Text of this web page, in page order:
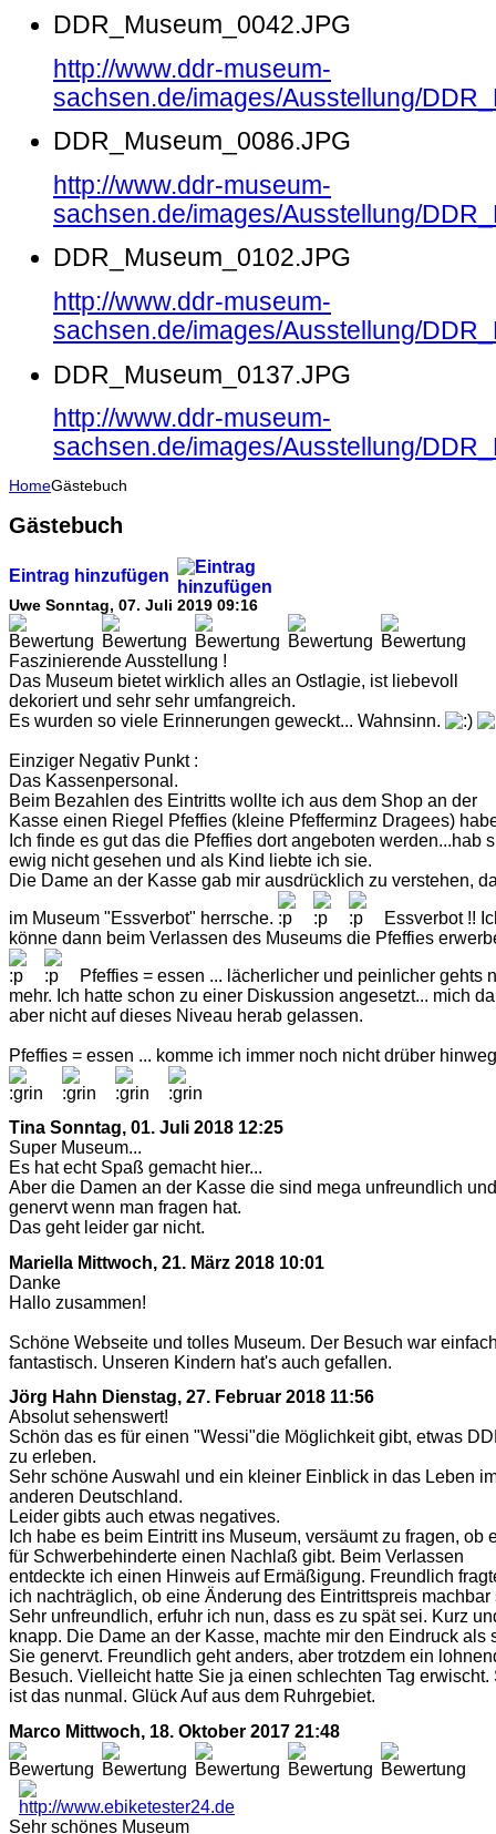
DDR_Museum_0042.JPG
http://www.ddr-museum-
sachsen.de/images/Ausstellung/
DDR_Museum_0086.JPG
http://www.ddr-museum-
sachsen.de/images/Ausstellung/
DDR_Museum_0102.JPG
http://www.ddr-museum-
sachsen.de/images/Ausstellung/
DDR_Museum_0137.JPG
http://www.ddr-museum-
sachsen.de/images/Ausstellung/
HomeGästebuch
Gästebuch
Eintrag hinzufügen
Uwe Sonntag, 07. Juli 2019 09:16
Faszinierende Ausstellung !
Das Museum bietet wirklich alles an Ostlagie, ist liebevoll
dekoriert und sehr sehr umfangreich.
Es wurden so viele Erinnerungen geweckt... Wahnsinn.
Einziger Negativ Punkt :
Das Kassenpersonal.
Beim Bezahlen des Eintritts wollte ich aus dem Shop an der
Kasse einen Riegel Pfeffies (kleine Pfefferminz Dragees)
Ich finde es gut das die Pfeffies dort angeboten werden...hab
ewig nicht gesehen und als Kind liebte ich sie.
Die Dame an der Kasse gab mir ausdrücklich zu verstehen,
im Museum "Essverbot" herrsche.
Essverbot !!
könne dann beim Verlassen des Museums die Pfeffies
Pfeffies = essen ... lächerlicher und peinlicher gehts
mehr. Ich hatte schon zu einer Diskussion angesetzt... mich
aber nicht auf dieses Niveau herab gelassen.
Pfeffies = essen ... komme ich immer noch nicht drüber hinweg
Tina Sonntag, 01. Juli 2018 12:25
Super Museum...
Es hat echt Spaß gemacht hier...
Aber die Damen an der Kasse die sind mega unfreundlich und
genervt wenn man fragen hat.
Das geht leider gar nicht.
Mariella Mittwoch, 21. März 2018 10:01
Danke
Hallo zusammen!
Schöne Webseite und tolles Museum. Der Besuch war
fantastisch. Unseren Kindern hat's auch gefallen.
Jörg Hahn Dienstag, 27. Februar 2018 11:56
Absolut sehenswert!
Schön das es für einen "Wessi"die Möglichkeit gibt, etwas
zu erleben.
Sehr schöne Auswahl und ein kleiner Einblick in das Leben
anderen Deutschland.
Leider gibts auch etwas negatives.
Ich habe es beim Eintritt ins Museum, versäumt zu fragen, ob
für Schwerbehinderte einen Nachlaß gibt. Beim Verlassen
entdeckte ich einen Hinweis auf Ermäßigung. Freundlich
ich nachträglich, ob eine Änderung des Eintrittspreis machbar
Sehr unfreundlich, erfuhr ich nun, dass es zu spät sei. Kurz
knapp. Die Dame an der Kasse, machte mir den Eindruck als
Sie genervt. Freundlich geht anders, aber trotzdem ein
Besuch. Vielleicht hatte Sie ja einen schlechten Tag erwischt.
ist das nunmal. Glück Auf aus dem Ruhrgebiet.
Marco Mittwoch, 18. Oktober 2017 21:48
Sehr schönes Museum